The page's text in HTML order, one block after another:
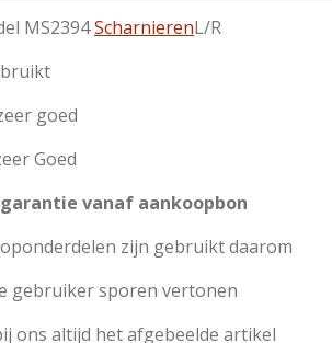
MS2394ScharnierenL/R
goed
Goed
vanaf aankoopbon
zijn gebruikt daarom
gebruiker sporen vertonen
ons altijd het afgebeelde artikel